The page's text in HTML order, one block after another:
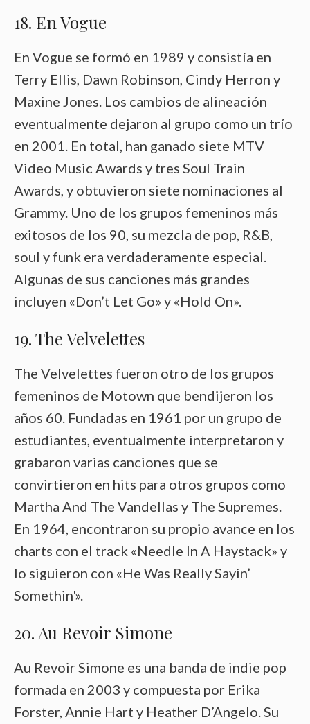
18. En Vogue
En Vogue se formó en 1989 y consistía en
Terry Ellis, Dawn Robinson, Cindy Herron y
Maxine Jones. Los cambios de alineación
eventualmente dejaron al grupo como un trío
en 2001. En total, han ganado siete MTV
Video Music Awards y tres Soul Train
Awards, y obtuvieron siete nominaciones al
Grammy. Uno de los grupos femeninos más
exitosos de los 90, su mezcla de pop, R&B,
soul y funk era verdaderamente especial.
Algunas de sus canciones más grandes
incluyen «Don’t Let Go» y «Hold On».
19. The Velvelettes
The Velvelettes fueron otro de los grupos
femeninos de Motown que bendijeron los
años 60. Fundadas en 1961 por un grupo de
estudiantes, eventualmente interpretaron y
grabaron varias canciones que se
convirtieron en hits para otros grupos como
Martha And The Vandellas y The Supremes.
En 1964, encontraron su propio avance en los
charts con el track «Needle In A Haystack» y
lo siguieron con «He Was Really Sayin’
Somethin'».
20. Au Revoir Simone
Au Revoir Simone es una banda de indie pop
formada en 2003 y compuesta por Erika
Forster, Annie Hart y Heather D’Angelo. Su